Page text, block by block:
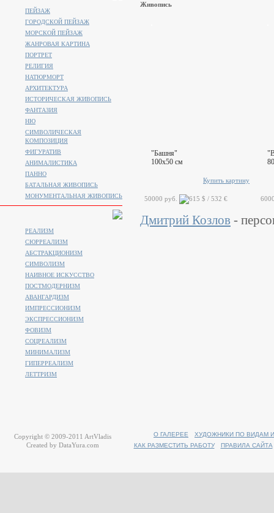
Живопись
"Башня"
100x50 см
Купить картину
50000 руб.
Дмитрий Козлов -
ПЕЙЗАЖ
ГОРОДСКОЙ ПЕЙЗАЖ
МОРСКОЙ ПЕЙЗАЖ
ЖАНРОВАЯ КАРТИНА
ПОРТРЕТ
РЕЛИГИЯ
НАТЮРМОРТ
АРХИТЕКТУРА
ИСТОРИЧЕСКАЯ ЖИВОПИСЬ
ФАНТАЗИЯ
НЮ
СИМВОЛИЧЕСКАЯ
КОМПОЗИЦИЯ
ФИГУРАТИВ
АНИМАЛИСТИКA
ПАННО
БАТАЛЬНАЯ ЖИВОПИСЬ
МОНУМЕНТАЛЬНАЯ ЖИВОПИСЬ
РЕАЛИЗМ
СЮРРЕАЛИЗМ
АБСТРАКЦИОНИЗМ
СИМВОЛИЗМ
НАИВНОЕ ИСКУССТВО
ПОСТМОДЕРНИЗМ
АВАНГАРДИЗМ
ИМПРЕССИОНИЗМ
ЭКСПРЕССИОНИЗМ
ФОВИЗМ
СОЦРЕАЛИЗМ
МИНИМАЛИЗМ
ГИПЕРРЕАЛИЗМ
ЛЕТТРИЗМ
О ГАЛЕРЕЕ
ХУДОЖНИКИ ПО ВИДАМ
КАК РАЗМЕСТИТЬ РАБОТУ
ПРАВИЛА САЙТА
Copyright © 2009-2011 ArtVladis
Created by DataYura.com